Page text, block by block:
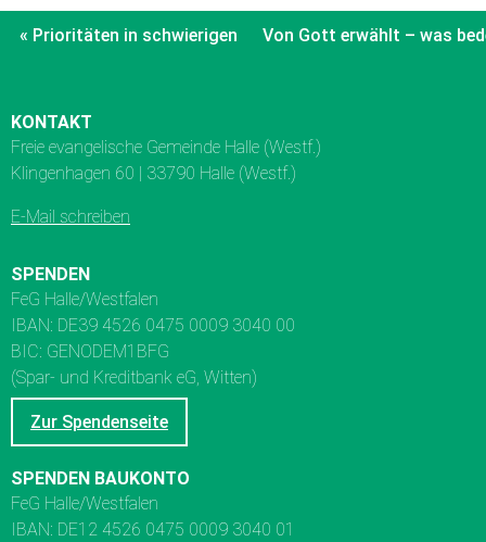
« Prioritäten in schwierigen ZeitenVon Gott erwählt – was
KONTAKT
Freie evangelische Gemeinde Halle (Westf.)
Klingenhagen 60 | 33790 Halle (Westf.)
E-Mail schreiben
SPENDEN
FeG Halle/Westfalen
IBAN: DE39 4526 0475 0009 3040 00
BIC: GENODEM1BFG
(Spar- und Kreditbank eG, Witten)
Zur Spendenseite
SPENDEN BAUKONTO
FeG Halle/Westfalen
IBAN: DE12 4526 0475 0009 3040 01